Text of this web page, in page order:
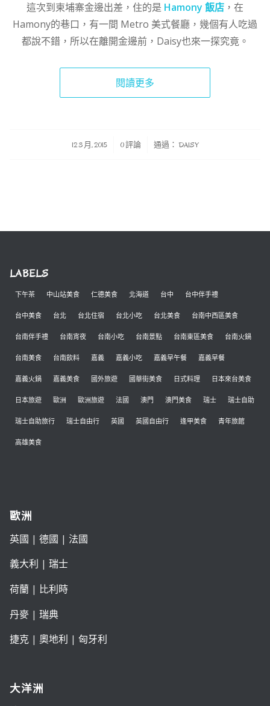
這次到柬埔寨金邊出差，住的是 Hamony 飯店 ，在
Hamony的巷口，有一間 Metro 美式餐廳，幾個有人吃過
都說不錯，所以在離開金邊前，Daisy也來一探究竟。
閱讀更多
12 3 月, 2015
/ 0 評論 通過： DAISY
LABELS
下午茶 中山站美食 仁德美食 北海道 台中 台中伴手禮
台中美食 台北 台北住宿 台北小吃 台北美食 台南中西區美食
台南伴手禮 台南宵夜 台南小吃 台南景點 台南東區美食 台南火鍋
台南美食 台南飲料 嘉義 嘉義小吃 嘉義早午餐 嘉義早餐
嘉義火鍋 嘉義美食 國外旅遊 國華街美食 日式料理 日本來台美食
日本旅遊 歐洲 歐洲旅遊 法國 澳門 澳門美食 瑞士 瑞士自助
瑞士自助旅行 瑞士自由行 英國 英國自由行 逢甲美食 青年旅館
高雄美食
歐洲
英國 | 德國 | 法國
義大利 | 瑞士
荷蘭| 比利時
丹麥| 瑞典
捷克| 奧地利 | 匈牙利
大洋洲